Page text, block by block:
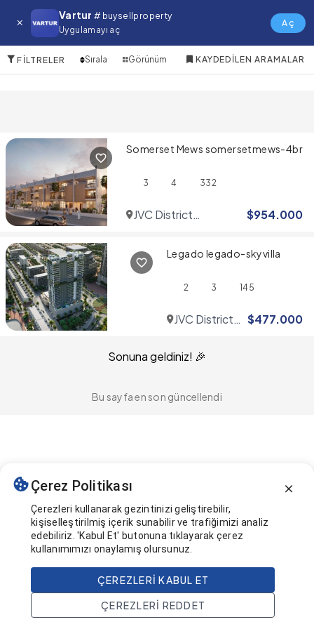
Vartur # buysellproperty
Uygulamayı aç
Aç
Villa
2 Öğeler
FILTRELER Sırala Görünüm KAYDEDILEN ARAMALAR
Somerset Mews somersetmews-4br
3 4 332
JVC District
$954.000
Legado legado-skyvilla
2 3 145
JVC District
$477.000
Sonuna geldiniz! 🎉
Bu sayfa en son güncellendi
Ana Sayfa Ara Projeler Hesap
Çerez Politikası
Çerezleri kullanarak gezintinizi geliştirebilir,
kişiselleştirilmiş içerik sunabilir ve trafiğimizi analiz
edebiliriz. 'Kabul Et' butonuna tıklayarak çerez
kullanımımızı onaylamış olursunuz.
ÇEREZLERI KABUL ET
ÇEREZLERI REDDET